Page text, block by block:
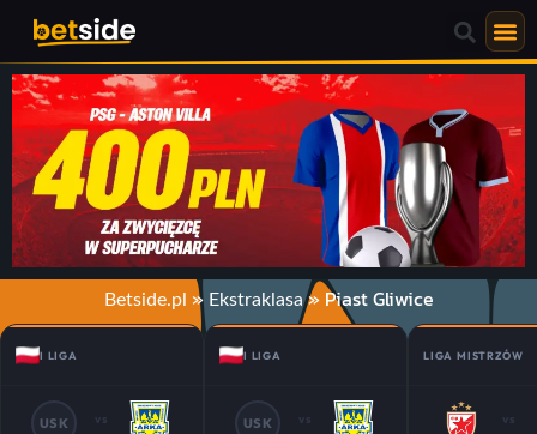
Betside.pl » Ekstraklasa» Piast Gliwice
I LIGA
USK
vs
I LIGA
USK
vs
LIGA MISTRZÓW
vs